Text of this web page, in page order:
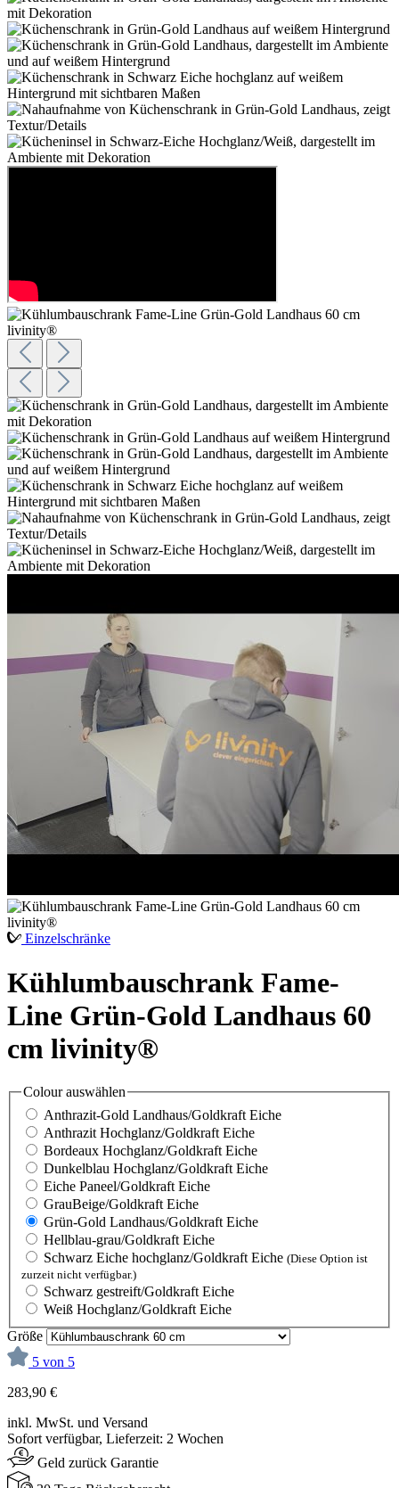
Einzelschränke
Kühlumbauschrank Fame-
Line Grün-Gold Landhaus 60
cm livinity®
Colourauswählen
Anthrazit-Gold Landhaus/Goldkraft Eiche
Anthrazit Hochglanz/Goldkraft Eiche
Bordeaux Hochglanz/Goldkraft Eiche
Dunkelblau Hochglanz/Goldkraft Eiche
Eiche Paneel/Goldkraft Eiche
GrauBeige/Goldkraft Eiche
Grün-Gold Landhaus/Goldkraft Eiche
Hellblau-grau/Goldkraft Eiche
Schwarz Eiche hochglanz/Goldkraft Eiche (Diese Option ist
zurzeit nicht verfügbar.)
Schwarz gestreift/Goldkraft Eiche
Weiß Hochglanz/Goldkraft Eiche
Größe
5 von 5
283,90 €
inkl. MwSt. und Versand
Sofort verfügbar, Lieferzeit: 2 Wochen
Geld zurück Garantie